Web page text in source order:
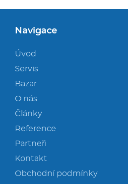
Navigace
Úvod
Servis
Bazar
O nás
Články
Reference
Partneři
Kontakt
Obchodní podmínky